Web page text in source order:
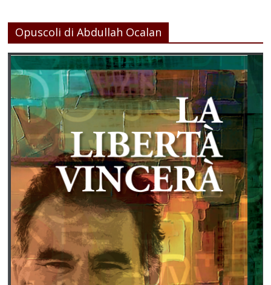
Opuscoli di Abdullah Ocalan